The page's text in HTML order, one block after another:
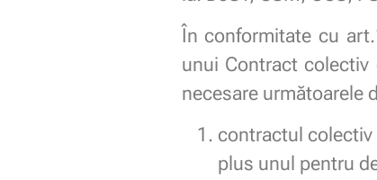
În conformitate cu
unui Contract
necesare următoarele
contractul colectiv
plus unul pentru